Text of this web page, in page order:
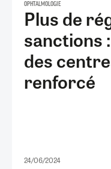
OPHTALMOLOGIE
Plus de
sanctions
des
renforcé
24/06/2024